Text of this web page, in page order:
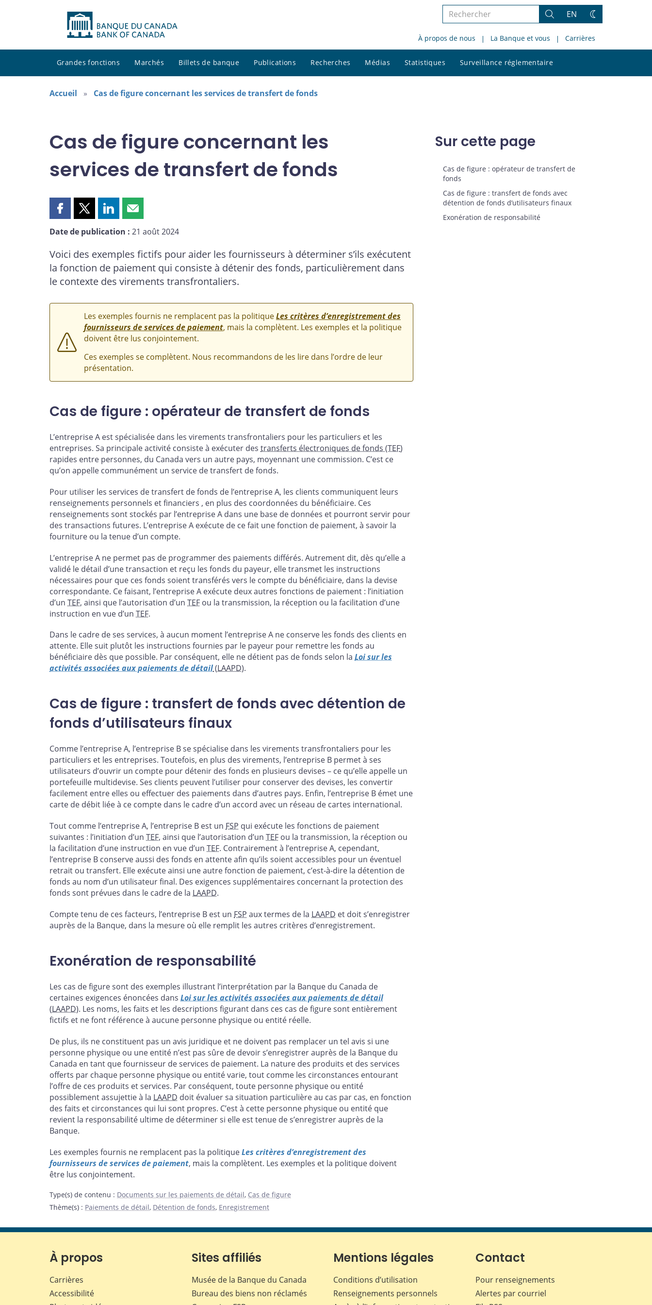
Rechercher
le
site
Rechercher
EN
Changez
thème
À propos de nous La Banque et vous Carrières
Grandes fonctions Marchés Billets de banque Publications Recherches Médias Statistiques Surveillance réglementaire
le
Accueil Cas de figure concernant les services de transfert de fonds
Cas de figure concernant les
services de transfert de fonds
Partager
page
Facebook
Partager
page
X
Partager
page
LinkedIn
Partager
page
courriel
Date de publication : 21 août 2024
Voici des exemples fictifs pour aider les fournisseurs à déterminer s’ils exécutent
la fonction de paiement qui consiste à détenir des fonds, particulièrement dans
le contexte des virements transfrontaliers.
Les exemples fournis ne remplacent pas la politiqueLes critères d’enregistrement des
fournisseurs de services de paiement, mais la complètent. Les exemples et la politique
doivent être lus conjointement.
Ces exemples se complètent. Nous recommandons de les lire dans l’ordre de leur
présentation.
Cas de figure : opérateur de transfert de fonds
L’entreprise A est spécialisée dans les virements transfrontaliers pour les particuliers et les
entreprises. Sa principale activité consiste à exécuter des transferts électroniques de fonds (TEF)
rapides entre personnes, du Canada vers un autre pays, moyennant une commission. C’est ce
qu’on appelle communément un service de transfert de fonds.
Pour utiliser les services de transfert de fonds de l’entreprise A, les clients communiquent leurs
renseignements personnels et financiers , en plus des coordonnées du bénéficiaire. Ces
renseignements sont stockés par l’entreprise A dans une base de données et pourront servir pour
des transactions futures. L’entreprise A exécute de ce fait une fonction de paiement, à savoir la
fourniture ou la tenue d’un compte.
L’entreprise A ne permet pas de programmer des paiements différés. Autrement dit, dès qu’elle a
validé le détail d’une transaction et reçu les fonds du payeur, elle transmet les instructions
nécessaires pour que ces fonds soient transférés vers le compte du bénéficiaire, dans la devise
correspondante. Ce faisant, l’entreprise A exécute deux autres fonctions de paiement : l’initiation
d’un TEF, ainsi que l’autorisation d’un TEF ou la transmission, la réception ou la facilitation d’une
instruction en vue d’un TEF.
Dans le cadre de ses services, à aucun moment l’entreprise A ne conserve les fonds des clients en
attente. Elle suit plutôt les instructions fournies par le payeur pour remettre les fonds au
bénéficiaire dès que possible. Par conséquent, elle ne détient pas de fonds selon la Loi sur les
activités associées aux paiements de détail(LAAPD).
Cas de figure : transfert de fonds avec détention de
fonds d’utilisateurs finaux
Comme l’entreprise A, l’entreprise B se spécialise dans les virements transfrontaliers pour les
particuliers et les entreprises. Toutefois, en plus des virements, l’entreprise B permet à ses
utilisateurs d’ouvrir un compte pour détenir des fonds en plusieurs devises – ce qu’elle appelle un
portefeuille multidevise. Ses clients peuvent l’utiliser pour conserver des devises, les convertir
facilement entre elles ou effectuer des paiements dans d’autres pays. Enfin, l’entreprise B émet une
carte de débit liée à ce compte dans le cadre d’un accord avec un réseau de cartes international.
Tout comme l’entreprise A, l’entreprise B est un FSP qui exécute les fonctions de paiement
suivantes : l’initiation d’un TEF, ainsi que l’autorisation d’un TEF ou la transmission, la réception ou
la facilitation d’une instruction en vue d’un TEF. Contrairement à l’entreprise A, cependant,
l’entreprise B conserve aussi des fonds en attente afin qu’ils soient accessibles pour un éventuel
retrait ou transfert. Elle exécute ainsi une autre fonction de paiement, c’est-à-dire la détention de
fonds au nom d’un utilisateur final. Des exigences supplémentaires concernant la protection des
fonds sont prévues dans le cadre de la LAAPD.
Compte tenu de ces facteurs, l’entreprise B est un FSP aux termes de la LAAPD et doit s’enregistrer
auprès de la Banque, dans la mesure où elle remplit les autres critères d’enregistrement.
Exonération de responsabilité
Les cas de figure sont des exemples illustrant l’interprétation par la Banque du Canada de
certaines exigences énoncées dans Loi sur les activités associées aux paiements de détail
(LAAPD). Les noms, les faits et les descriptions figurant dans ces cas de figure sont entièrement
fictifs et ne font référence à aucune personne physique ou entité réelle.
De plus, ils ne constituent pas un avis juridique et ne doivent pas remplacer un tel avis si une
personne physique ou une entité n’est pas sûre de devoir s’enregistrer auprès de la Banque du
Canada en tant que fournisseur de services de paiement. La nature des produits et des services
offerts par chaque personne physique ou entité varie, tout comme les circonstances entourant
l’offre de ces produits et services. Par conséquent, toute personne physique ou entité
possiblement assujettie à la LAAPD doit évaluer sa situation particulière au cas par cas, en fonction
des faits et circonstances qui lui sont propres. C’est à cette personne physique ou entité que
revient la responsabilité ultime de déterminer si elle est tenue de s’enregistrer auprès de la
Banque.
Les exemples fournis ne remplacent pas la politiqueLes critères d’enregistrement des
fournisseurs de services de paiement, mais la complètent. Les exemples et la politique doivent
être lus conjointement.
Type(s) de contenu : Documents sur les paiements de détail, Cas de figure
Thème(s) : Paiements de détail, Détention de fonds, Enregistrement
Sur cette page
Cas de figure : opérateur de transfert de
fonds
Cas de figure : transfert de fonds avec
détention de fonds d’utilisateurs finaux
Exonération de responsabilité
À propos
Carrières
Accessibilité
Sites affiliés
Musée de la Banque du Canada
Bureau des biens non réclamés
Mentions légales
Conditions d’utilisation
Renseignements personnels
Contact
Pour renseignements
Alertes par courriel